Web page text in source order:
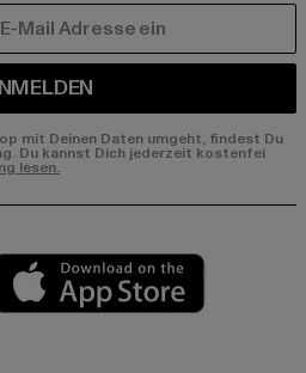
mit Deinen Daten umgeht, findest Du
Du kannst Dich jederzeit kostenfei
lesen.
market